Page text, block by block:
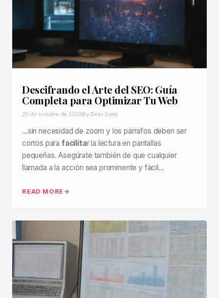
Descifrando el Arte del SEO: Guía
Completa para Optimizar Tu Web
25 de octubre de 2025By Deivi Sanz
…sin necesidad de zoom y los párrafos deben ser
cortos para facilitar la lectura en pantallas
pequeñas. Asegúrate también de que cualquier
llamada a la acción sea prominente y fácil…
READ MORE